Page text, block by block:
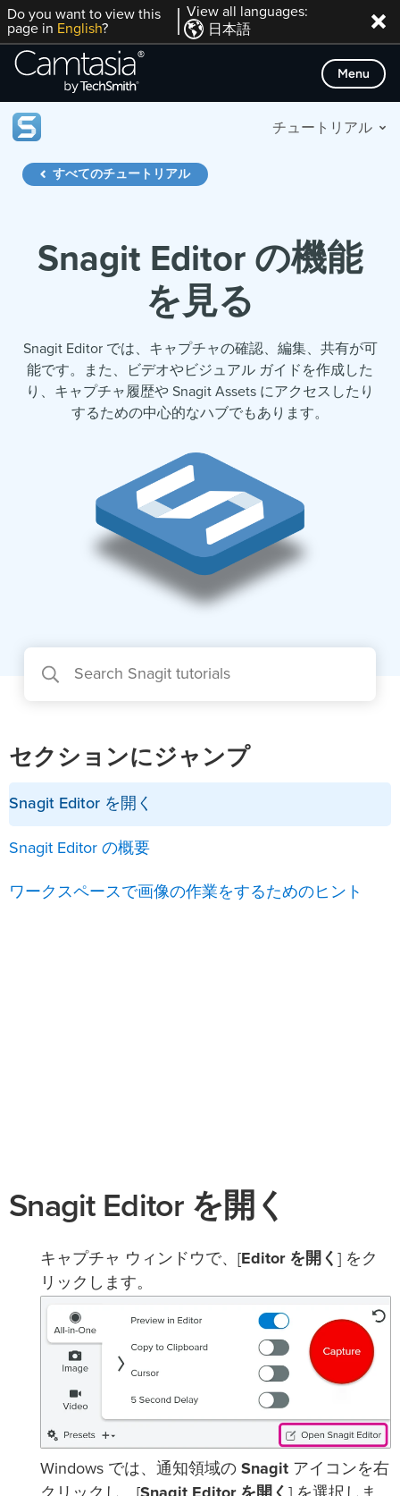
Skip
to
content
Do you want to view this
page in English?
View all languages:
日本語
Menu
チュートリアル
すべてのチュートリアル
Snagit Editor の機能
を見る
Snagit Editor では、キャプチャの確認、編集、共有が可
能です。また、ビデオやビジュアル ガイドを作成した
り、キャプチャ履歴や Snagit Assets にアクセスしたり
するための中心的なハブでもあります。
Snagit Editor を開く
キャプチャ ウィンドウで、[Editor を開く ] をク
リックします。
Windows では、通知領域の Snagit アイコンを右
セクションにジャンプ
Snagit Editor を開く
Snagit Editor の概要
ワークスペースで画像の作業をするためのヒント